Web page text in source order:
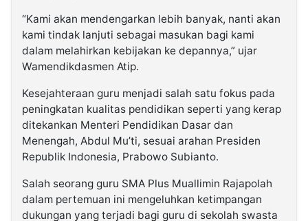
“Kami akan mendengarkan lebih banyak, nanti akan
kami tindak lanjuti sebagai masukan bagi kami
dalam melahirkan kebijakan ke depannya,” ujar
Wamendikdasmen Atip.
Kesejahteraan guru menjadi salah satu fokus pada
peningkatan kualitas pendidikan seperti yang kerap
ditekankan Menteri Pendidikan Dasar dan
Menengah, Abdul Mu’ti, sesuai arahan Presiden
Republik Indonesia, Prabowo Subianto.
Salah seorang guru SMA Plus Muallimin Rajapolah
dalam pertemuan ini mengeluhkan ketimpangan
dukungan yang terjadi bagi guru di sekolah swasta